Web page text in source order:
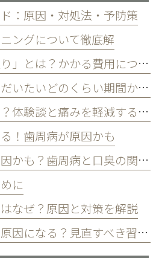
：原因・対処法・予防策
ングについて徹底解
■歯医者の「歯石取り」とは？かかる費用について
歯医者の虫歯治療はだいたいどのくらい期間かかる？
■歯周病治療は痛い？体験談と痛みを軽減する方法
！歯周病が原因かも
■歯周病が口臭の原因かも？歯周病と口臭の関係について
に
なぜ？原因と対策を解説
生活習慣が歯周病の原因になる？見直すべき習慣とは？